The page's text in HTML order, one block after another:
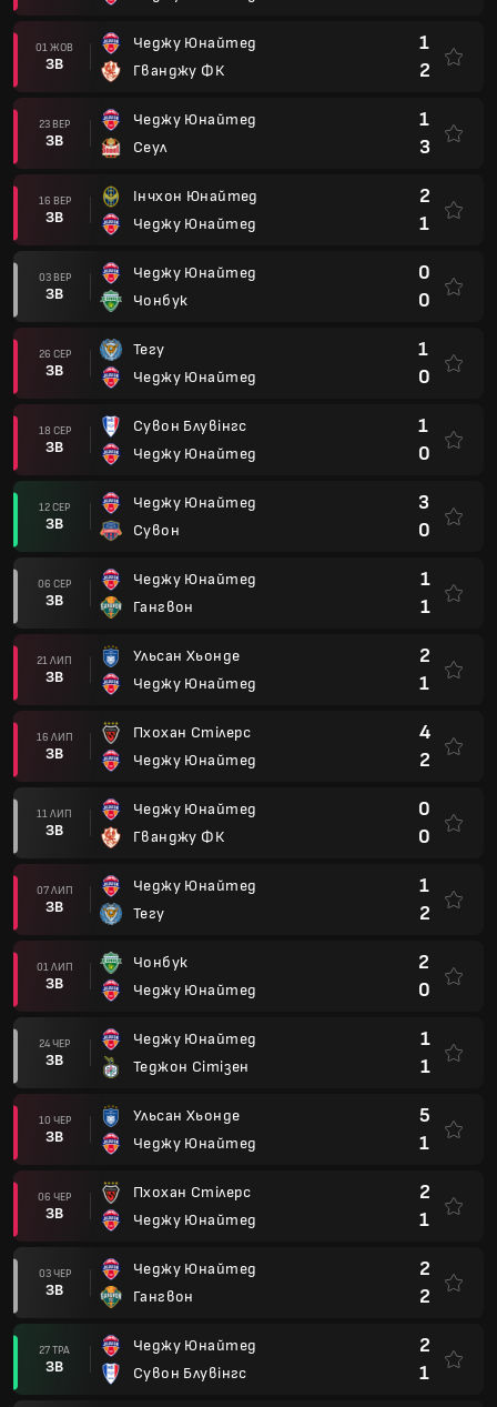
01 ЖОВ
ЗВ
Чеджу Юнайтед
Гванджу ФК
1
2
23 ВЕР
ЗВ
Чеджу Юнайтед
Сеул
1
3
16 ВЕР
ЗВ
Інчхон Юнайтед
Чеджу Юнайтед
2
1
03 ВЕР
ЗВ
Чеджу Юнайтед
Чонбук
0
0
26 СЕР
ЗВ
Тегу
Чеджу Юнайтед
1
0
18 СЕР
ЗВ
Сувон Блувінгс
Чеджу Юнайтед
1
0
12 СЕР
ЗВ
Чеджу Юнайтед
Сувон
3
0
06 СЕР
ЗВ
Чеджу Юнайтед
Гангвон
1
1
21 ЛИП
ЗВ
Ульсан Хьонде
Чеджу Юнайтед
2
1
16 ЛИП
ЗВ
Пхохан Стілерс
Чеджу Юнайтед
4
2
11 ЛИП
ЗВ
Чеджу Юнайтед
Гванджу ФК
0
0
07 ЛИП
ЗВ
Чеджу Юнайтед
Тегу
1
2
01 ЛИП
ЗВ
Чонбук
Чеджу Юнайтед
2
0
24 ЧЕР
ЗВ
Чеджу Юнайтед
Теджон Сітізен
1
1
10 ЧЕР
ЗВ
Ульсан Хьонде
Чеджу Юнайтед
5
1
06 ЧЕР
ЗВ
Пхохан Стілерс
Чеджу Юнайтед
2
1
03 ЧЕР
ЗВ
Чеджу Юнайтед
Гангвон
2
2
27 ТРА
ЗВ
Чеджу Юнайтед
Сувон Блувінгс
2
1